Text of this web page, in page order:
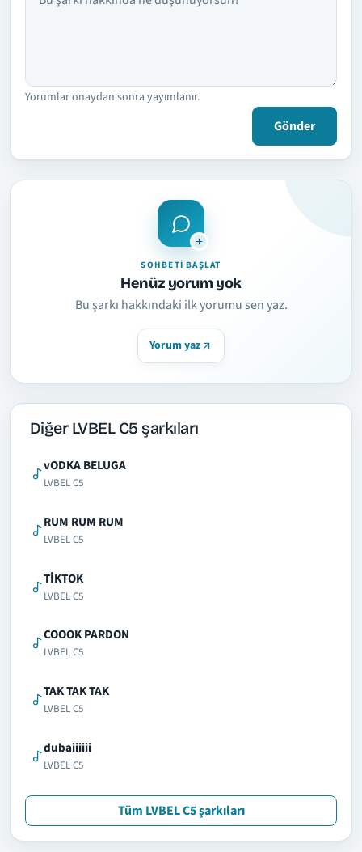
Yorumlar onaydan sonra yayımlanır.
Gönder
SOHBETI BAŞLAT
Henüz yorum yok
Bu şarkı hakkındaki ilk yorumu sen yaz.
Yorum yaz
Diğer LVBEL C5 şarkıları
vODKA BELUGA
LVBEL C5
RUM RUM RUM
LVBEL C5
TİKTOK
LVBEL C5
COOOK PARDON
LVBEL C5
TAK TAK TAK
LVBEL C5
dubaiiiiii
LVBEL C5
Tüm LVBEL C5 şarkıları